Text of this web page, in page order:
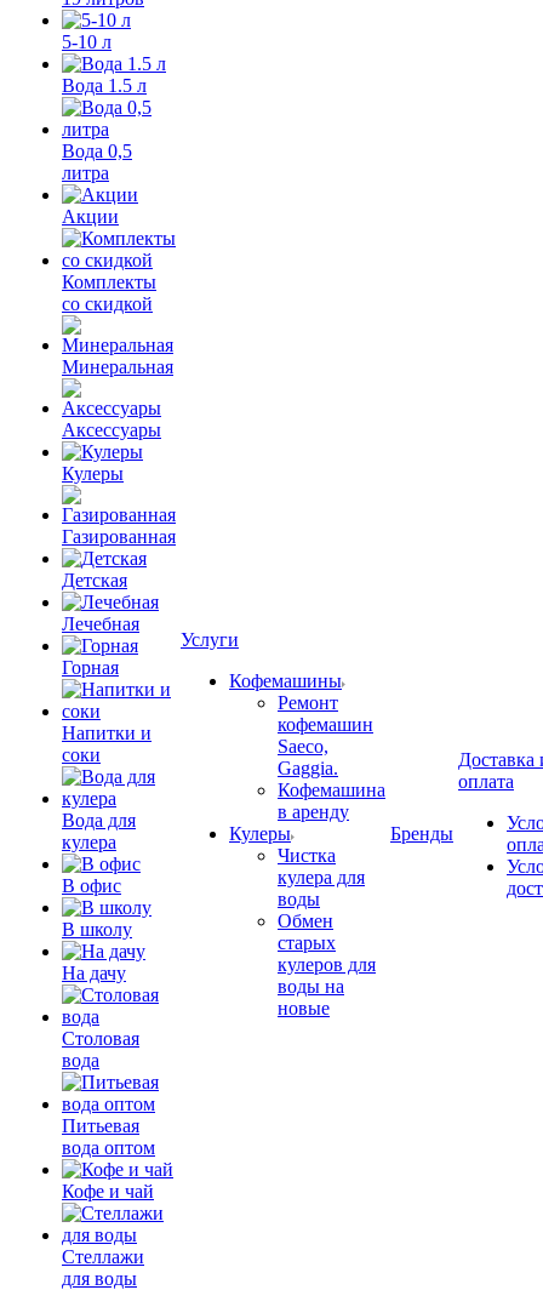
5-10 л
Вода 1.5 л
Вода 0,5
литра
Акции
Комплекты
со скидкой
Минеральная
Аксессуары
Кулеры
Газированная
Детская
Лечебная
Горная
Напитки и
соки
Вода для
кулера
В офис
В школу
На дачу
Столовая
вода
Питьевая
вода оптом
Кофе и чай
Стеллажи
для воды
Услуги
Кофемашины
Ремонт
кофемашин
Saeco,
Gaggia.
Кофемашина
в аренду
Кулеры
Чистка
кулера для
воды
Обмен
старых
кулеров для
воды на
новые
Бренды
Доставка
оплата